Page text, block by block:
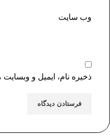
وب‌ سایت
ذخیره نام، ایمیل و